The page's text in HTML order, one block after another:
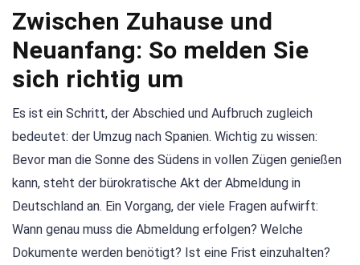
Zwischen Zuhause und
Neuanfang: So melden Sie
sich richtig um
Es ist ein Schritt, der Abschied und Aufbruch zugleich
bedeutet: der Umzug nach Spanien. Wichtig zu wissen:
Bevor man die Sonne des Südens in vollen Zügen genießen
kann, steht der bürokratische Akt der Abmeldung in
Deutschland an. Ein Vorgang, der viele Fragen aufwirft:
Wann genau muss die Abmeldung erfolgen? Welche
Dokumente werden benötigt? Ist eine Frist einzuhalten?